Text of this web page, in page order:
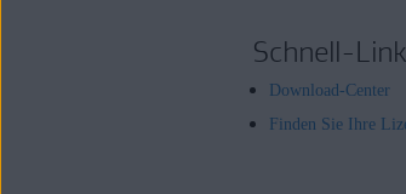
Schnell-
Download-Center
Finden Sie Ihre